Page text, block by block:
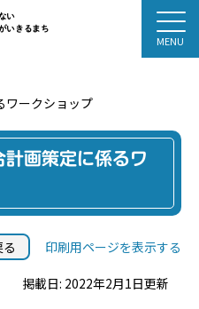
い
いきるまち
ワークショップ
画策定に係るワ
印刷用ページを表示する
掲載日: 2022年2月1日更新